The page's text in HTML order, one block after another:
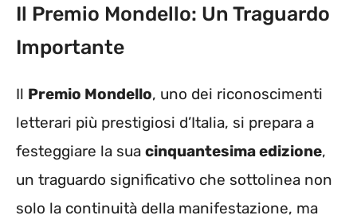
Il Premio Mondello: Un Traguardo
Importante
Il Premio Mondello, uno dei riconoscimenti
letterari più prestigiosi d’Italia, si prepara a
festeggiare la sua cinquantesima edizione,
un traguardo significativo che sottolinea non
solo la continuità della manifestazione, ma